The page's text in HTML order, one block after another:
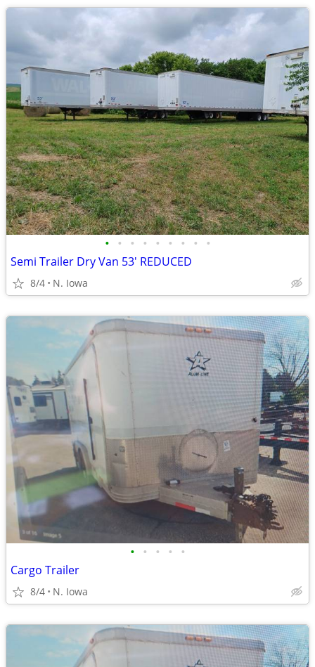
• • • • • • • • •
Semi Trailer Dry Van 53' REDUCED
8/4 N. Iowa
• • • • •
Cargo Trailer
8/4 N. Iowa